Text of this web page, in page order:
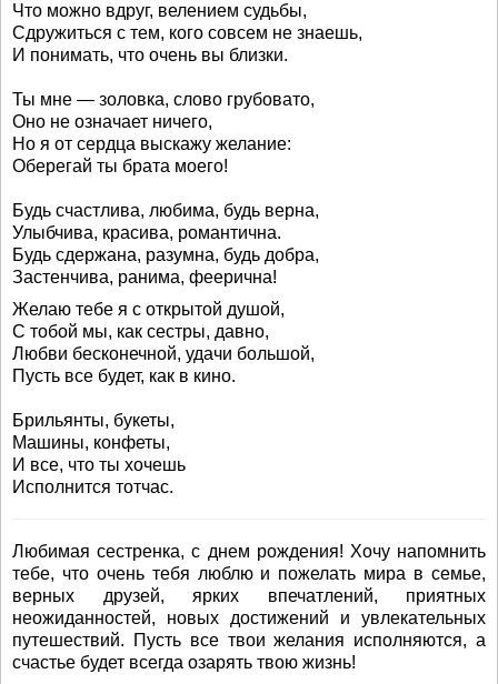
Что можно вдруг, велением судьбы,
Сдружиться с тем, кого совсем не знаешь,
И понимать, что очень вы близки.
Ты мне — золовка, слово грубовато,
Оно не означает ничего,
Но я от сердца выскажу желание:
Оберегай ты брата моего!
Будь счастлива, любима, будь верна,
Улыбчива, красива, романтична.
Будь сдержана, разумна, будь добра,
Застенчива, ранима, феерична!
Желаю тебе я с открытой душой,
С тобой мы, как сестры, давно,
Любви бесконечной, удачи большой,
Пусть все будет, как в кино.
Брильянты, букеты,
Машины, конфеты,
И все, что ты хочешь
Исполнится тотчас.
Любимая сестренка, с днем рождения! Хочу напомнить
тебе, что очень тебя люблю и пожелать мира в семье,
верных друзей, ярких впечатлений, приятных
неожиданностей, новых достижений и увлекательных
путешествий. Пусть все твои желания исполняются, а
счастье будет всегда озарять твою жизнь!